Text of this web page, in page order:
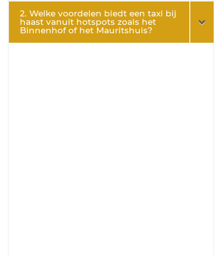
2. Welke voordelen biedt een taxi bij
haast vanuit hotspots zoals het
Binnenhof of het Mauritshuis?